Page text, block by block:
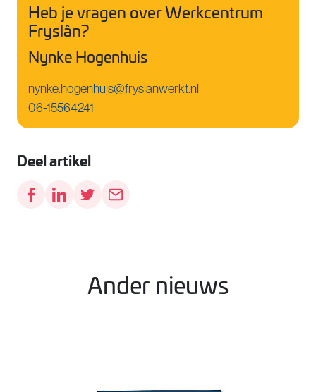
Heb je vragen over Werkcentrum
Fryslân?
Nynke Hogenhuis
nynke.hogenhuis@fryslanwerkt.nl
06-15564241
Deel artikel
Ander nieuws